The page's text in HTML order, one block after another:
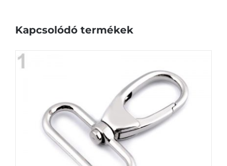
Kapcsolódó termékek